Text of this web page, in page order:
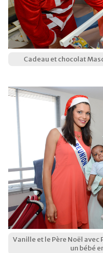
Cadeau et chocolat
Vanille et le Père Noël
un bébé